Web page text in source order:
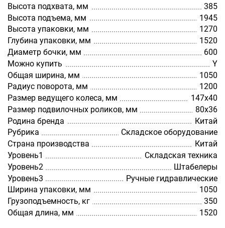
Высота подхвата, мм
385
Высота подъема, мм
1945
Высота упаковки, мм
1270
Глубина упаковки, мм
1520
Диаметр бочки, мм
600
Можно купить
Y
Общая ширина, мм
1050
Радиус поворота, мм
1200
Размер ведущего колеса, мм
147х40
Размер подвилочных роликов, мм
80х36
Родина бренда
Китай
Рубрика
Складское оборудование
Страна производства
Китай
Уровень1
Складская техника
Уровень2
Штабелеры
Уровень3
Ручные гидравлические
Ширина упаковки, мм
1050
Грузоподъемность, кг
350
Общая длина, мм
1520